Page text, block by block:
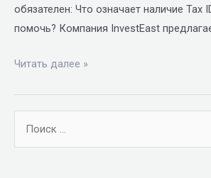
обязателен: Что означает наличие
помочь? Компания InvestEast
Читать далее »